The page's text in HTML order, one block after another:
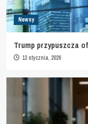
Newsy
Trump przypuszcza
13 stycznia, 2026